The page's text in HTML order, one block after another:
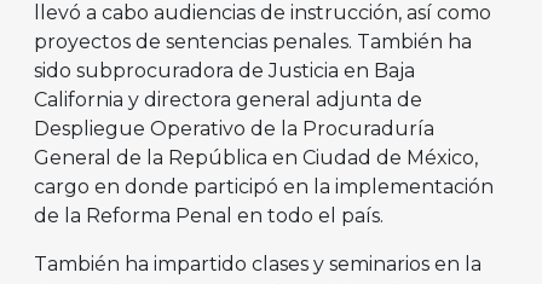
llevó a cabo audiencias de instrucción, así como
proyectos de sentencias penales. También ha
sido subprocuradora de Justicia en Baja
California y directora general adjunta de
Despliegue Operativo de la Procuraduría
General de la República en Ciudad de México,
cargo en donde participó en la implementación
de la Reforma Penal en todo el país.
También ha impartido clases y seminarios en la